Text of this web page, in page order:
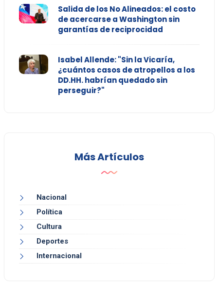
Salida de los No Alineados: el costo
de acercarse a Washington sin
garantías de reciprocidad
Isabel Allende: "Sin la Vicaría,
¿cuántos casos de atropellos a los
DD.HH. habrían quedado sin
perseguir?"
Más Artículos
Nacional
Política
Cultura
Deportes
Internacional